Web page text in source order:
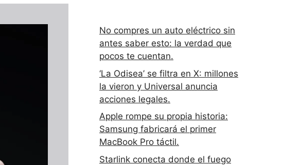
No compres un auto eléctrico sin
antes saber esto: la verdad que
pocos te cuentan.
‘La Odisea’ se filtra en X: millones
la vieron y Universal anuncia
acciones legales.
Apple rompe su propia historia:
Samsung fabricará el primer
MacBook Pro táctil.
Starlink conecta donde el fuego